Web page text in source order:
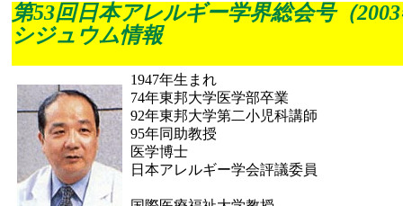
第53回日本アレルギー学界総会号（
シジュウム情報
1947年生まれ
74年東邦大学医学部卒業
92年東邦大学第二小児科講師
95年同助教授
医学博士
日本アレルギー学会評議委員